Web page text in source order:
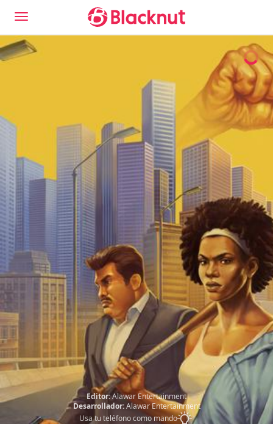
Editor:Alawar Entertainment
Desarrollador: Alawar Entertainment
Usa tu teléfono como mando